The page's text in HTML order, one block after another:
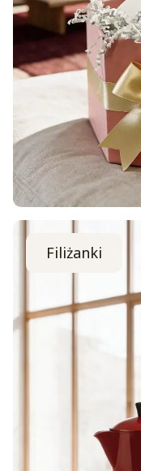
Filiżanki